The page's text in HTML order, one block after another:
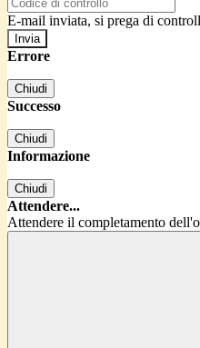
E-mail inviata, si prega di
Errore
Chiudi
Successo
Chiudi
Informazione
Chiudi
Attendere...
Attendere il completamento